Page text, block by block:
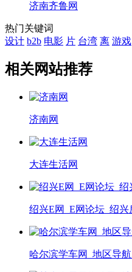
济南齐鲁网
热门关键词
设计 b2b 电影 片 台湾 离 游戏
相关网站推荐
济南网
大连生活网
绍兴E网_E网论坛_绍
哈尔滨学车网_地区导